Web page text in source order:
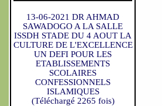
13-06-2021 DR AHMAD
SAWADOGO A LA SALLE
ISSDH STADE DU 4 AOUT LA
CULTURE DE L'EXCELLENCE
UN DEFI POUR LES
ETABLISSEMENTS
SCOLAIRES
CONFESSIONNELS
ISLAMIQUES
(Téléchargé 2265 fois)